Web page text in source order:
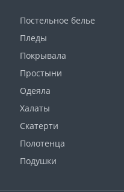
Постельное белье
Пледы
Покрывала
Простыни
Одеяла
Халаты
Скатерти
Полотенца
Подушки